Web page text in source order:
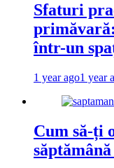
Sfaturi
într-un
1 year ago1 year
Cum să-ți